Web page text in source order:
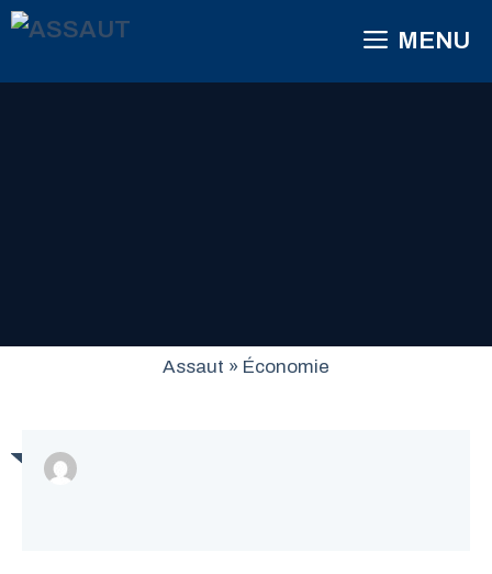
Aller
MENU
Assaut » Économie